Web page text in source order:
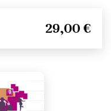
29,00 €